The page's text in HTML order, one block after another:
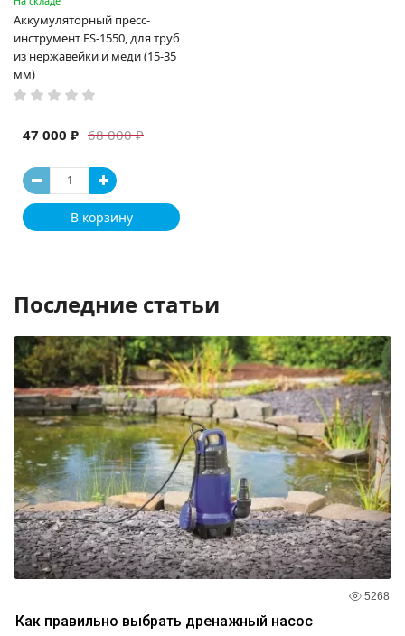
Аккумуляторный пресс-
инструмент ES-1550, для труб
из нержавейки и меди (15-35
мм)
68 000 ₽
47 000 ₽
В корзину
Последние статьи
5268
Как правильно выбрать дренажный насос